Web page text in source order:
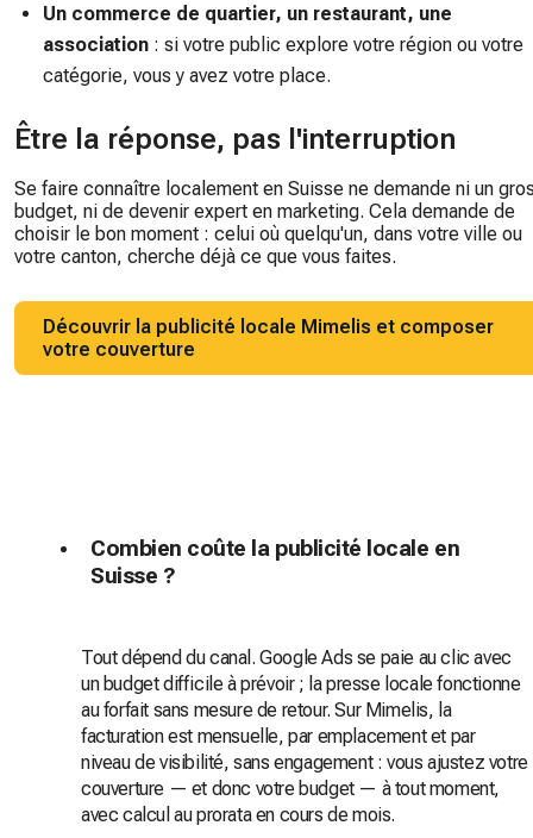
Un commerce de quartier, un restaurant, une
association : si votre public explore votre région ou votre
catégorie, vous y avez votre place.
Être la réponse, pas l'interruption
Se faire connaître localement en Suisse ne demande ni un
budget, ni de devenir expert en marketing. Cela demande de
choisir le bon moment : celui où quelqu'un, dans votre ville ou
votre canton, cherche déjà ce que vous faites.
Découvrir la publicité locale Mimelis et composer
votre couverture
Combien coûte la publicité locale en
Suisse ?
Tout dépend du canal. Google Ads se paie au clic avec
un budget difficile à prévoir ; la presse locale fonctionne
au forfait sans mesure de retour. Sur Mimelis, la
facturation est mensuelle, par emplacement et par
niveau de visibilité, sans engagement : vous ajustez votre
couverture — et donc votre budget — à tout moment,
avec calcul au prorata en cours de mois.